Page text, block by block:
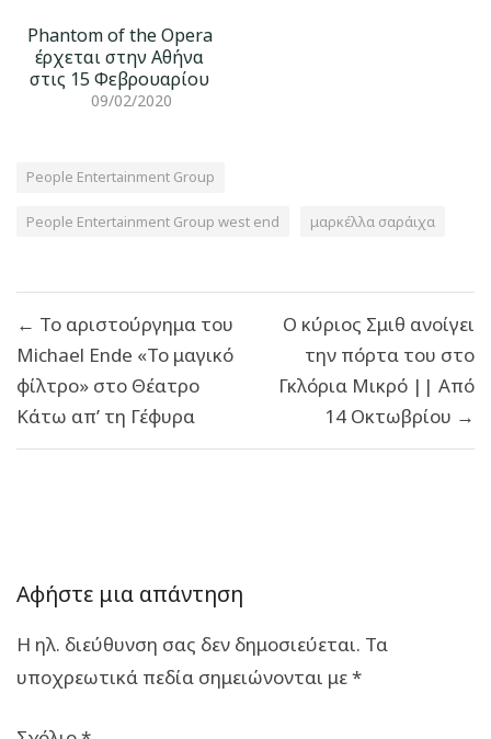
Phantom of the Opera
έρχεται στην Αθήνα
στις 15 Φεβρουαρίου
09/02/2020
People Entertainment Group
People Entertainment Group west end μαρκέλλα σαράιχα
άρθρων
← Το αριστούργημα του
Michael Ende «Το μαγικό
φίλτρο» στο Θέατρο
Κάτω απ’ τη Γέφυρα
Ο κύριος Σμιθ ανοίγει
την πόρτα του στο
Γκλόρια Μικρό || Aπό
14 Οκτωβρίου →
Αφήστε μια απάντηση
Η ηλ. διεύθυνση σας δεν δημοσιεύεται. Τα
υποχρεωτικά πεδία σημειώνονται με*